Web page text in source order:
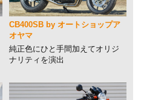
CB400SB by オートショップア
オヤマ
純正色にひと手間加えてオリジ
ナリティを演出